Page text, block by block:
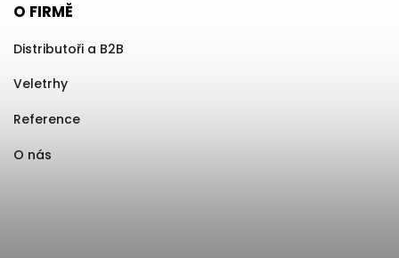
O FIRMĚ
Distributoři a B2B
Veletrhy
Reference
O nás